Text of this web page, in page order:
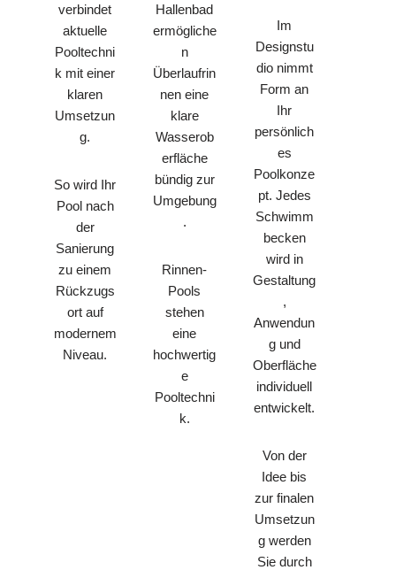
verbindet
aktuelle
Pooltechni
k mit einer
klaren
Umsetzun
g.
So wird Ihr
Pool nach
der
Sanierung
zu einem
Rückzugs
ort auf
modernem
Niveau.
Hallenbad
ermögliche
n
Überlaufrin
nen eine
klare
Wasserob
erfläche
bündig zur
Umgebung
.
Rinnen-
Pools
stehen
eine
hochwertig
e
Pooltechni
k.
Im
Designstu
dio nimmt
Form an
Ihr
persönlich
es
Poolkonze
pt. Jedes
Schwimm
becken
wird in
Gestaltung
,
Anwendun
g und
Oberfläche
individuell
entwickelt.
Von der
Idee bis
zur finalen
Umsetzun
g werden
Sie durch